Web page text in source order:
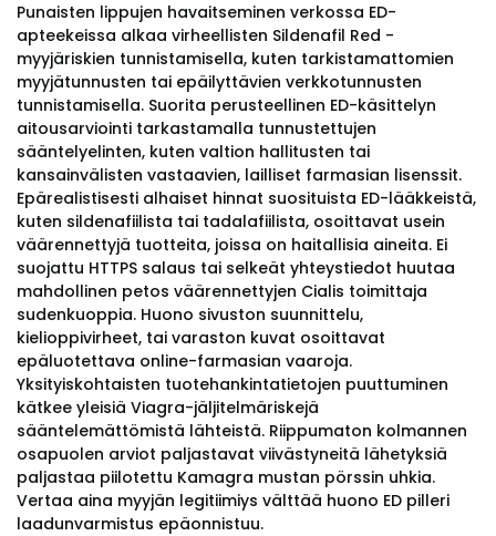
Punaisten lippujen havaitseminen verkossa ED-
apteekeissa alkaa virheellisten Sildenafil Red -
myyjäriskien tunnistamisella, kuten tarkistamattomien
myyjätunnusten tai epäilyttävien verkkotunnusten
tunnistamisella. Suorita perusteellinen ED-käsittelyn
aitousarviointi tarkastamalla tunnustettujen
sääntelyelinten, kuten valtion hallitusten tai
kansainvälisten vastaavien, lailliset farmasian lisenssit.
Epärealistisesti alhaiset hinnat suosituista ED-lääkkeistä,
kuten sildenafiilista tai tadalafiilista, osoittavat usein
väärennettyjä tuotteita, joissa on haitallisia aineita. Ei
suojattu HTTPS salaus tai selkeät yhteystiedot huutaa
mahdollinen petos väärennettyjen Cialis toimittaja
sudenkuoppia. Huono sivuston suunnittelu,
kielioppivirheet, tai varaston kuvat osoittavat
epäluotettava online-farmasian vaaroja.
Yksityiskohtaisten tuotehankintatietojen puuttuminen
kätkee yleisiä Viagra-jäljitelmäriskejä
sääntelemättömistä lähteistä. Riippumaton kolmannen
osapuolen arviot paljastavat viivästyneitä lähetyksiä
paljastaa piilotettu Kamagra mustan pörssin uhkia.
Vertaa aina myyjän legitiimiys välttää huono ED pilleri
laadunvarmistus epäonnistuu.